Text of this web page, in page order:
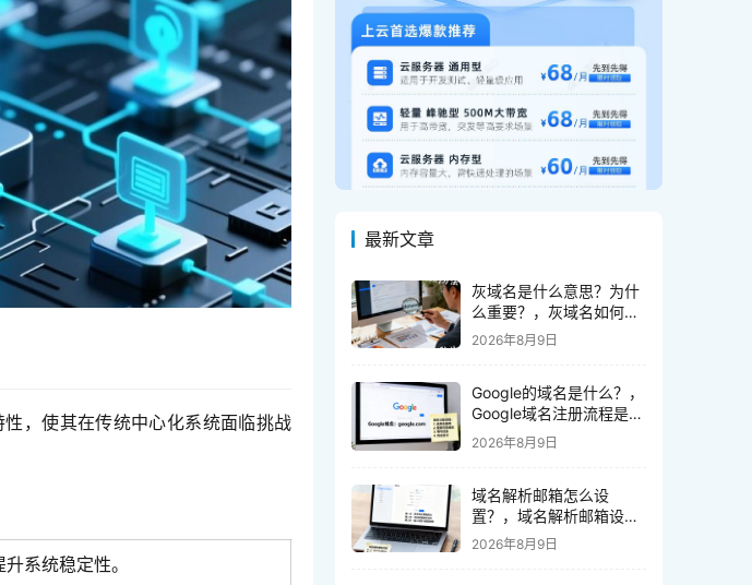
，使其在传统中心化系统面临挑战
系统稳定性。
最新文章
灰域名是什么意思？为什
么重要？，灰域名如何识
别和防范
2026年8月9日
Google的域名是什么？，
Google域名注册流程是什
么
2026年8月9日
域名解析邮箱怎么设
置？，域名解析邮箱设置
方法有哪些
2026年8月9日